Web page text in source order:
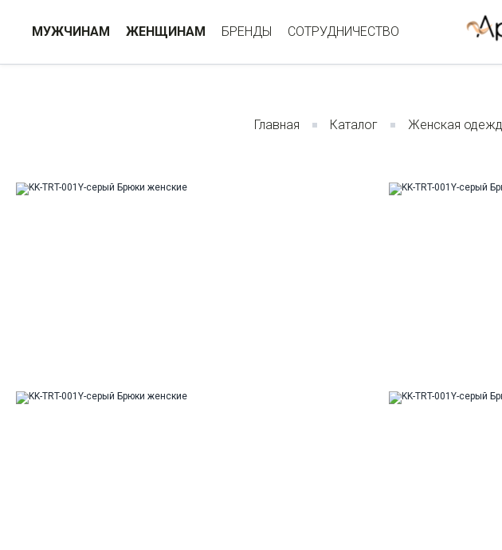
МУЖЧИНАМ ЖЕНЩИНАМ БРЕНДЫ СОТРУДНИЧЕСТВО
Главная Каталог Женская